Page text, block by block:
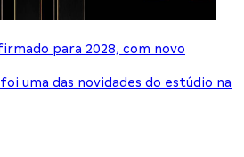
para 2028, com novo
uma das novidades do estúdio na